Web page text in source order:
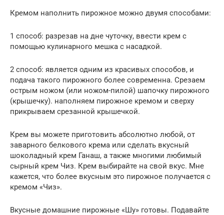
Кремом наполнить пирожное можно двумя способами:
1 способ: разрезав на дне чуточку, ввести крем с
помощью кулинарного мешка с насадкой.
2 способ: является одним из красивых способов, и
подача такого пирожного более современна. Срезаем
острым ножом (или ножом-пилой) шапочку пирожного
(крышечку). наполняем пирожное кремом и сверху
прикрываем срезанной крышечкой.
Крем вы можете приготовить абсолютно любой, от
заварного белкового крема или сделать вкусный
шоколадный крем Ганаш, а также многими любимый
сырный крем Чиз. Крем выбирайте на свой вкус. Мне
кажется, что более вкусным это пирожное получается с
кремом «Чиз».
Вкусные домашние пирожные «Шу» готовы. Подавайте